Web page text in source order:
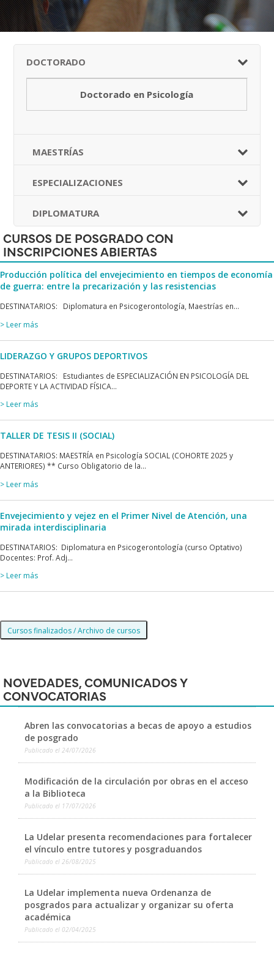
DOCTORADO
Doctorado en Psicología
MAESTRÍAS
ESPECIALIZACIONES
DIPLOMATURA
CURSOS DE POSGRADO CON
INSCRIPCIONES ABIERTAS
Producción política del envejecimiento en tiempos de economía
de guerra: entre la precarización y las resistencias
DESTINATARIOS: Diplomatura en Psicogerontología, Maestrías en...
> Leer más
LIDERAZGO Y GRUPOS DEPORTIVOS
DESTINATARIOS: Estudiantes de ESPECIALIZACIÓN EN PSICOLOGÍA DEL
DEPORTE Y LA ACTIVIDAD FÍSICA...
> Leer más
TALLER DE TESIS II (SOCIAL)
DESTINATARIOS: MAESTRÍA en Psicología SOCIAL (COHORTE 2025 y
ANTERIORES) ** Curso Obligatorio de la...
> Leer más
Envejecimiento y vejez en el Primer Nivel de Atención, una
mirada interdisciplinaria
DESTINATARIOS: Diplomatura en Psicogerontología (curso Optativo)
Docentes: Prof. Adj...
> Leer más
Cursos finalizados / Archivo de cursos
NOVEDADES, COMUNICADOS Y
CONVOCATORIAS
Abren las convocatorias a becas de apoyo a estudios
de posgrado
Publicado el 24/07/2026
Modificación de la circulación por obras en el acceso
a la Biblioteca
Publicado el 17/07/2026
La Udelar presenta recomendaciones para fortalecer
el vínculo entre tutores y posgraduandos
Publicado el 26/08/2025
La Udelar implementa nueva Ordenanza de
posgrados para actualizar y organizar su oferta
académica
Publicado el 02/04/2025